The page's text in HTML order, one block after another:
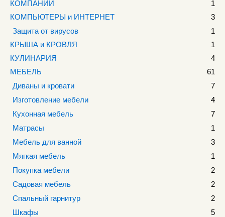
КОМПАНИИ
1
КОМПЬЮТЕРЫ и ИНТЕРНЕТ
3
Защита от вирусов
1
КРЫША и КРОВЛЯ
1
КУЛИНАРИЯ
4
МЕБЕЛЬ
61
Диваны и кровати
7
Изготовление мебели
4
Кухонная мебель
7
Матрасы
1
Мебель для ванной
3
Мягкая мебель
1
Покупка мебели
2
Садовая мебель
2
Спальный гарнитур
2
Шкафы
5